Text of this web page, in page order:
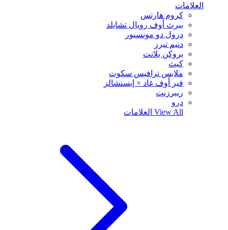
العلامات
كروم هارتس
بيرث أوف رويال تشايلد
درول دو مونسيور
دنيم تيرز
بروكن بلانت
كيث
ملابس ترافيس سكوت
فير أوف غاد × إيسنشالز
ريبرزنت
درو
View All العلامات